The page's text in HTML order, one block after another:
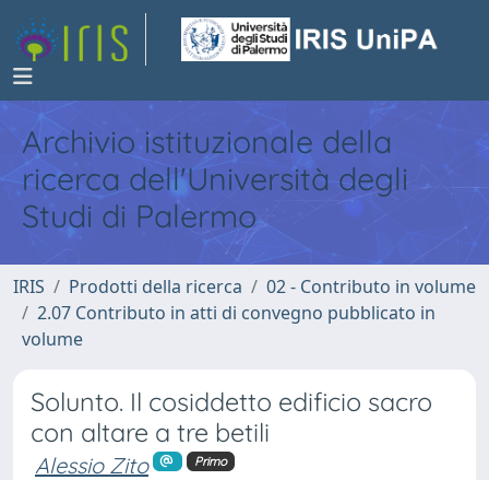
Archivio istituzionale della
ricerca dell'Università degli
Studi di Palermo
IRIS Prodotti della ricerca
02 - Contributo in volume
2.07 Contributo in atti di convegno pubblicato in
volume
Solunto. Il cosiddetto edificio sacro
con altare a tre betili
Alessio Zito Primo